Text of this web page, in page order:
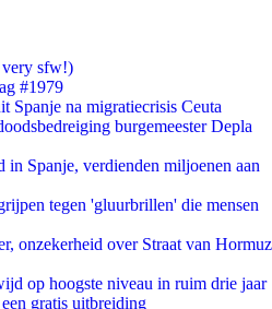
sfw!)
#1979
Spanje na migratiecrisis Ceuta
burgemeester Depla
in Spanje, verdienden miljoenen aan
tegen 'gluurbrillen' die mensen
onzekerheid over Straat van Hormuz
op hoogste niveau in ruim drie jaar
gratis uitbreiding